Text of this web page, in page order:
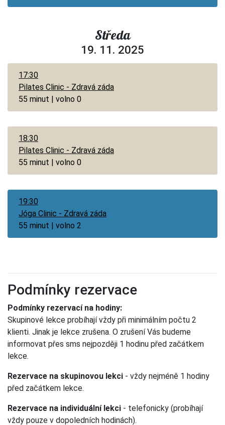
Středa
19. 11. 2025
17:30
Pilates Clinic - Zdravá záda
55 minut | volno 0
18:30
Pilates Clinic - Zdravá záda
55 minut | volno 0
19:30
Jóga Clinic - Zdravá záda
55 minut | volno 2
Podmínky rezervace
Podmínky rezervací na hodiny:
Skupinové lekce probíhají vždy při minimálním počtu 2
klienti. Jinak je lekce zrušena. O zrušení Vás budeme
informovat přes sms nejpozději 1 hodinu před začátkem
lekce.
Rezervace na skupinovou lekci - vždy nejméně 1 hodiny
před začátkem lekce.
Rezervace na individuální lekci - telefonicky (probíhají
vždy pouze v dopoledních hodinách).